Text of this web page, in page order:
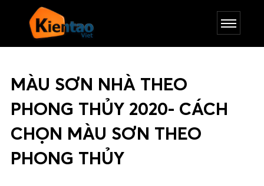
MÀU SƠN NHÀ THEO
PHONG THỦY 2020- CÁCH
CHỌN MÀU SƠN THEO
PHONG THỦY